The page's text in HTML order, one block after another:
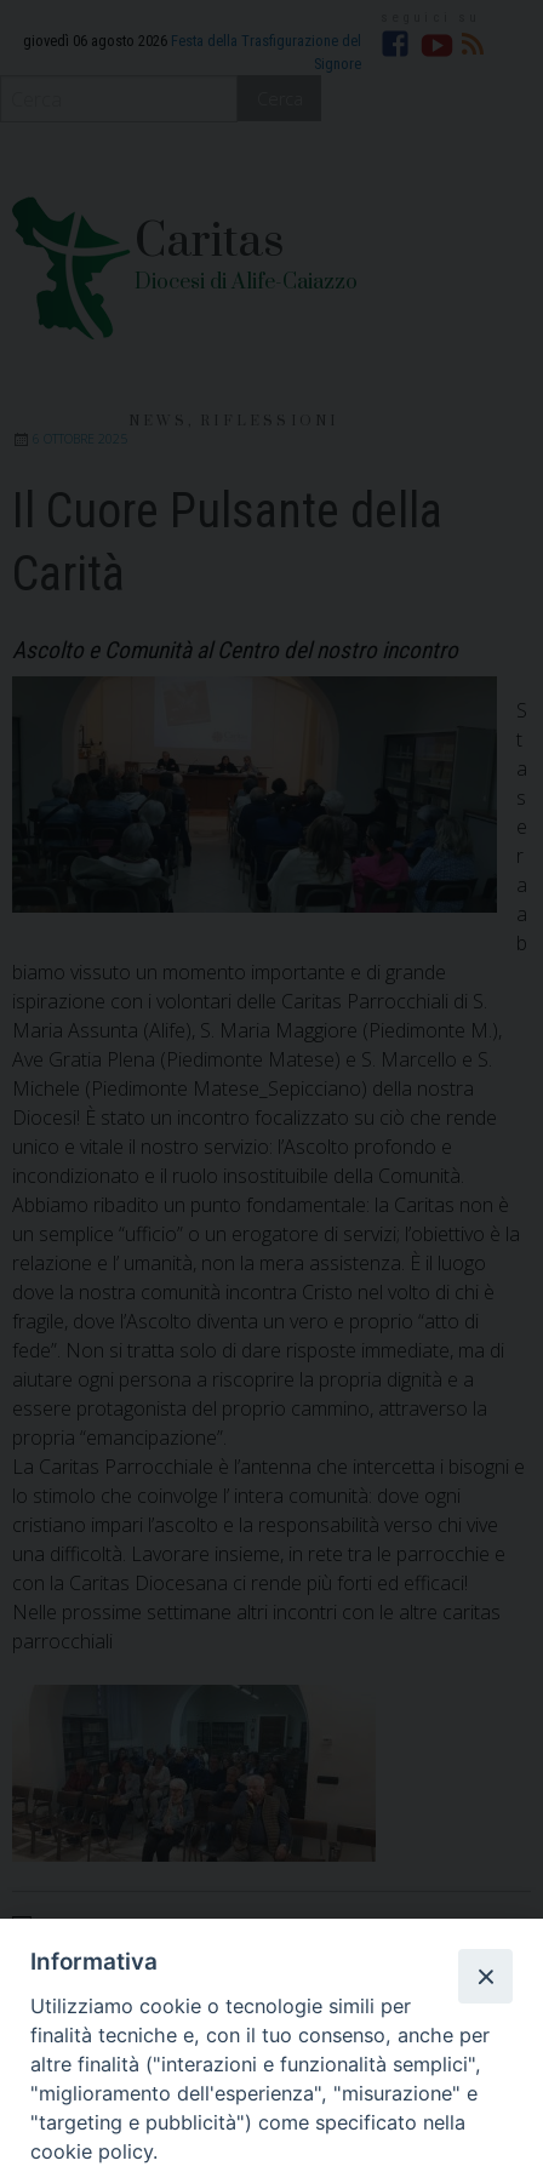
giovedì 06 agosto 2026 Festa della Trasfigurazione del
Signore
Caritas
Diocesi di Alife-Caiazzo
6 OTTOBRE 2025
Il Cuore Pulsante della
Carità
Ascolto e Comunità al Centro del nostro incontro
S
t
a
s
e
r
a
a
b
biamo vissuto un momento importante e di grande
ispirazione con i volontari delle Caritas Parrocchiali di S.
Maria Assunta (Alife), S. Maria Maggiore (Piedimonte M.),
Ave Gratia Plena (Piedimonte Matese) e S. Marcello e S.
Michele (Piedimonte Matese_Sepicciano) della nostra
Diocesi! È stato un incontro focalizzato su ciò che rende
unico e vitale il nostro servizio: l’Ascolto profondo e
incondizionato e il ruolo insostituibile della Comunità.
Abbiamo ribadito un punto fondamentale: la Caritas non è
un semplice “ufficio” o un erogatore di servizi; l’obiettivo è la
relazione e l’ umanità, non la mera assistenza. È il luogo
dove la nostra comunità incontra Cristo nel volto di chi è
fragile, dove l’Ascolto diventa un vero e proprio “atto di
fede”. Non si tratta solo di dare risposte immediate, ma di
aiutare ogni persona a riscoprire la propria dignità e a
essere protagonista del proprio cammino, attraverso la
propria “emancipazione”.
La Caritas Parrocchiale è l’antenna che intercetta i bisogni e
lo stimolo che coinvolge l’ intera comunità: dove ogni
cristiano impari l’ascolto e la responsabilità verso chi vive
una difficoltà. Lavorare insieme, in rete tra le parrocchie e
con la Caritas Diocesana ci rende più forti ed efficaci!
Nelle prossime settimane altri incontri con le altre caritas
parrocchiali
Sosteniamo la popolazione
di Gaza
Discorso di Papa Leone alla
Informativa
Utilizziamo cookie o tecnologie simili per
finalità tecniche e, con il tuo consenso, anche per
altre finalità ("interazioni e funzionalità semplici",
"miglioramento dell'esperienza", "misurazione" e
"targeting e pubblicità") come specificato nella
cookie policy.